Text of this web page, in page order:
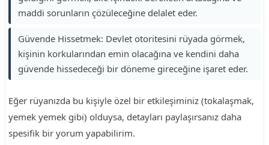
maddi sorunların çözüleceğine delalet eder.
Güvende Hissetmek: Devlet otoritesini rüyada görmek,
kişinin korkularından emin olacağına ve kendini daha
güvende hissedeceği bir döneme gireceğine işaret eder.
Eğer rüyanızda bu kişiyle özel bir etkileşiminiz (tokalaşmak,
yemek yemek gibi) olduysa, detayları paylaşırsanız daha
spesifik bir yorum yapabilirim.